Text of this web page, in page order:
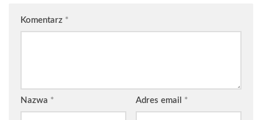
Komentarz *
Nazwa * Adres email *